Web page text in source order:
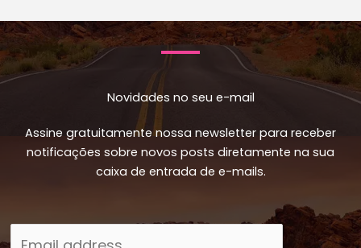
Novidades no seu e-mail
Assine gratuitamente nossa newsletter para receber
notificações sobre novos posts diretamente na sua
caixa de entrada de e-mails.